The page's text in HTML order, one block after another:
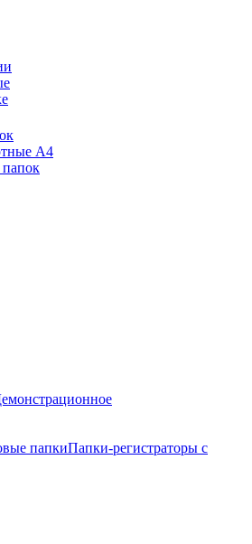
А4
папок
папкиПапки-регистраторы с